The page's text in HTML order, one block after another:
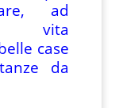
ad
vita
case
da